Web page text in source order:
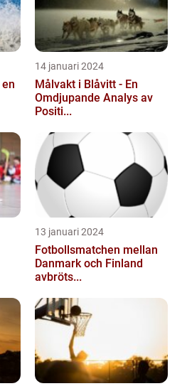
14 januari 2024
Målvakt i Blåvitt - En
Omdjupande Analys av
Positi...
13 januari 2024
Fotbollsmatchen mellan
Danmark och Finland
avbröts...